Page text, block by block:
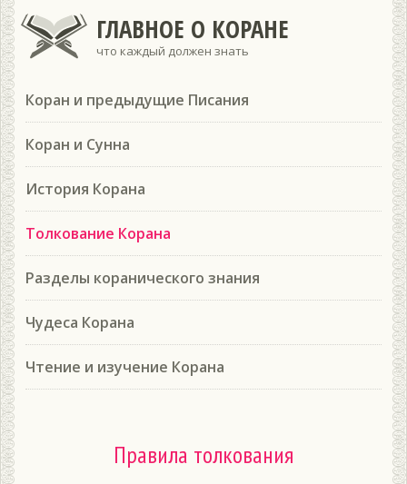
ГЛАВНОЕ О КОРАНЕ
что каждый должен знать
Коран и предыдущие Писания
Коран и Сунна
История Корана
Толкование Корана
Разделы коранического знания
Чудеса Корана
Чтение и изучение Корана
Правила толкования